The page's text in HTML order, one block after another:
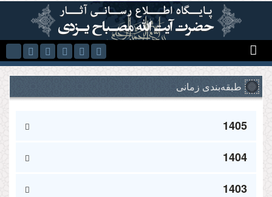
Skip to main content
طبقه‌بندی زمانی
1405
1404
1403